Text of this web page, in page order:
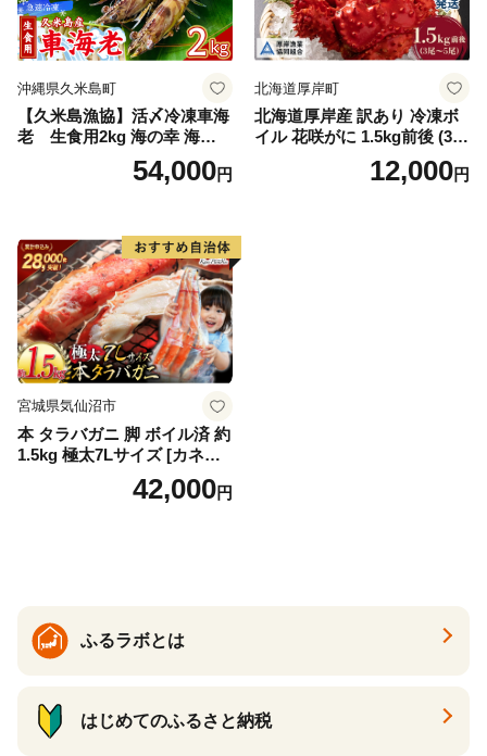
簡単調理 家庭用 ギフト グル
メ
沖縄県久米島町
【久米島漁協】活〆冷凍車海
老 生食用2kg 海の幸 海鮮
車えび クルマエビ 高級食材
生食 刺身 鮮度抜群 プリプリ
り物 お歳暮 お中元
54,000円
北海道厚岸町
北海道厚岸産 訳あり 冷凍ボ
イル 花咲がに 1.5kg前後 (3尾
～5尾入) 蟹 花咲ガニ 魚介類
魚介 [№5863-1090]12,000円
宮城県気仙沼市
本 タラバガニ 脚 ボイル済 約
1.5kg 極太7Lサイズ [カネダ
イ 宮城県 気仙沼市 2056432
6] カニ かに 蟹 たらばがに た
42,000円
ふるラボとは
はじめてのふるさと納税